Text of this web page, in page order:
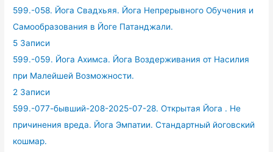
599.-058. Йога Свадхьяя. Йога Непрерывного Обучения и
Самообразования в Йоге Патанджали.
5 Записи
599.-059. Йога Ахимса. Йога Воздерживания от Насилия
при Малейшей Возможности.
2 Записи
599.-077-бывший-208-2025-07-28. Открытая Йога . Не
причинения вреда. Йога Эмпатии. Стандартный йоговский
кошмар.